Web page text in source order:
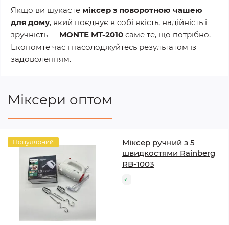
Якщо ви шукаєте міксер з поворотною чашею
для дому, який поєднує в собі якість, надійність і
зручність — MONTE MT-2010 саме те, що потрібно.
Економте час і насолоджуйтесь результатом із
задоволенням.
Міксери оптом
Популярний
Міксер ручний з 5
швидкостями Rainberg
RB-1003